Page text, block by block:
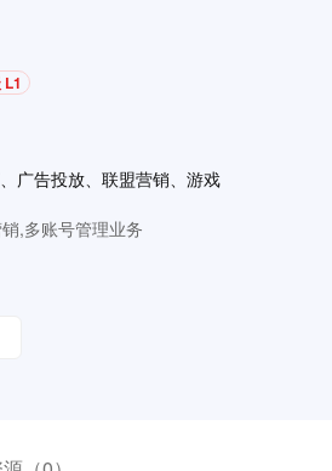
L1
广告投放、联盟营销、游戏
,多账号管理业务